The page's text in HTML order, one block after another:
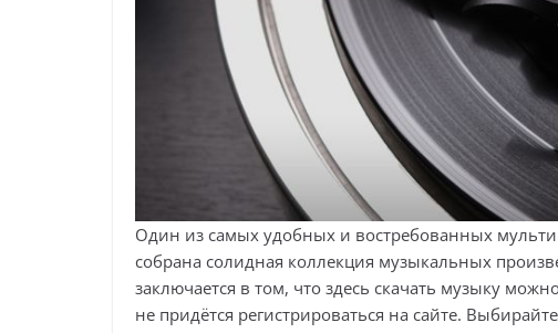
Один из самых удобных и востребованных
собрана солидная коллекция музыкальных
заключается в том, что здесь скачать музыку
не придётся регистрироваться на сайте.